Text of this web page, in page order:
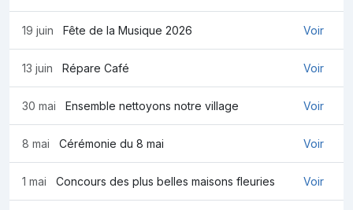
19 juin Fête de la Musique 2026 Voir
13 juin Répare Café Voir
30 mai Ensemble nettoyons notre village Voir
8 mai Cérémonie du 8 mai Voir
1 mai Concours des plus belles maisons fleuries Voir